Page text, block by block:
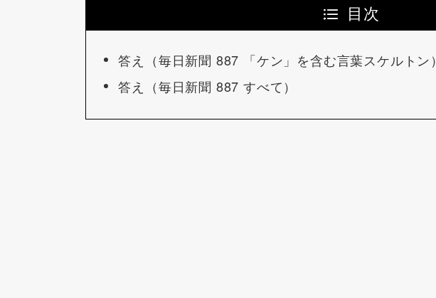
目次
答え（毎日新聞 887 「ケン」を含む言葉スケルトン）
答え（毎日新聞 887 すべて）